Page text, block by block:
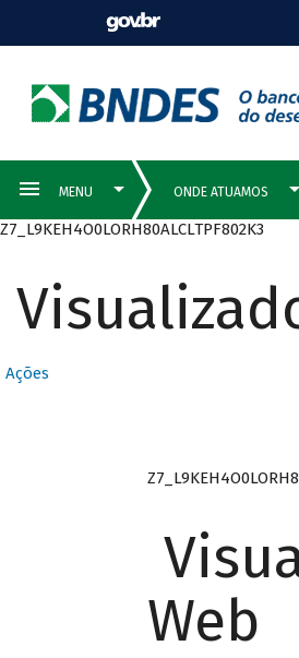
Z7_L9KEH4O0LORH80ALCLTPF802K3
Ações
Web